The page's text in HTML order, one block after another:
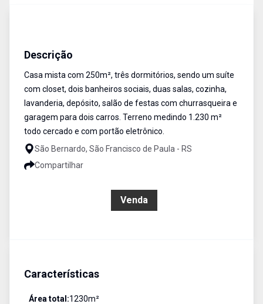
Descrição
Casa mista com 250m², três dormitórios, sendo um suíte
com closet, dois banheiros sociais, duas salas, cozinha,
lavanderia, depósito, salão de festas com churrasqueira e
garagem para dois carros. Terreno medindo 1.230 m²
todo cercado e com portão eletrônico.
São Bernardo, São Francisco de Paula - RS
Compartilhar
Venda
Características
Área total:1230m²